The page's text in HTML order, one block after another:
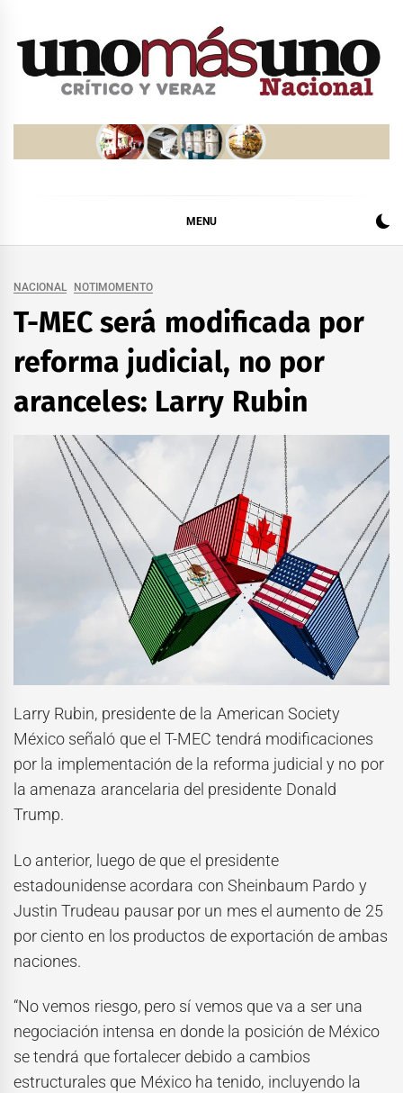
MENU
NACIONAL NOTIMOMENTO
T-MEC será modificada por
reforma judicial, no por
aranceles: Larry Rubin
Larry Rubin, presidente de la American Society
México señaló que el T-MEC tendrá modificaciones
por la implementación de la reforma judicial y no por
la amenaza arancelaria del presidente Donald
Trump.
Lo anterior, luego de que el presidente
estadounidense acordara con Sheinbaum Pardo y
Justin Trudeau pausar por un mes el aumento de 25
por ciento en los productos de exportación de ambas
naciones.
“No vemos riesgo, pero sí vemos que va a ser una
negociación intensa en donde la posición de México
se tendrá que fortalecer debido a cambios
estructurales que México ha tenido, incluyendo la